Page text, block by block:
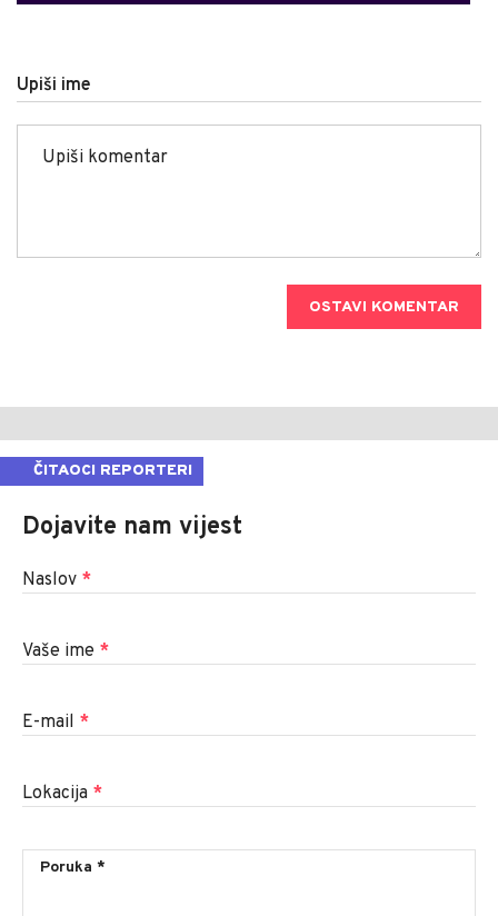
Upiši ime
OSTAVI KOMENTAR
ČITAOCI REPORTERI
Dojavite nam vijest
Naslov *
Vaše ime *
E-mail *
Lokacija *